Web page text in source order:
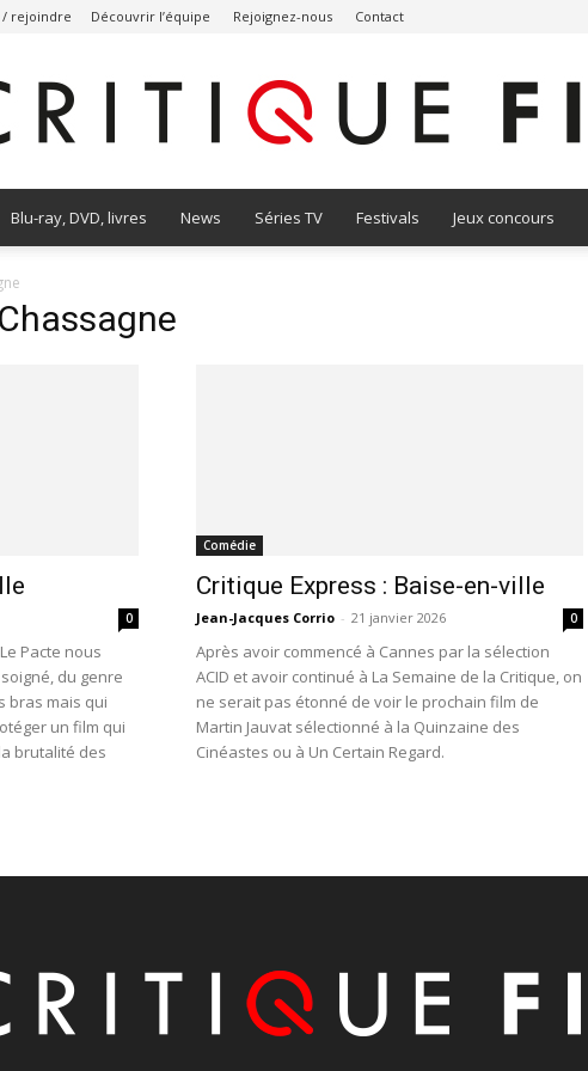
/ rejoindre Découvrir l’équipe Rejoignez-nous Contact
Blu-ray, DVD, livres News Séries TV Festivals Jeux concours
0
Pacte nous
du genre
bras mais qui
un film qui
brutalité des
Comédie
Critique Express : Baise-en-ville
Jean-Jacques Corrio - 21 janvier 2026 0
Après avoir commencé à Cannes par la sélection
ACID et avoir continué à La Semaine de la Critique, on
ne serait pas étonné de voir le prochain film de
Martin Jauvat sélectionné à la Quinzaine des
Cinéastes ou à Un Certain Regard.